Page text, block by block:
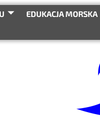
EDUKACJA MORSKA